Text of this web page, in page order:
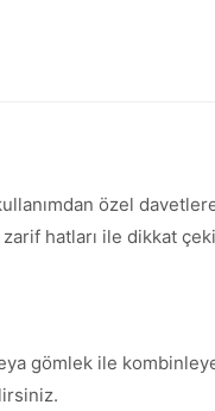
özel
hatları ile dikkat
gömlek ile